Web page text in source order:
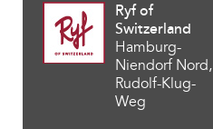
Ryf of
Switzerland
Hamburg-
Niendorf Nord,
Rudolf-Klug-
Weg